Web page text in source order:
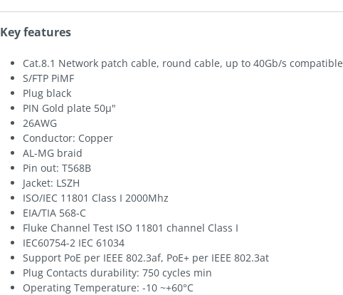
Key features
Cat.8.1 Network patch cable, round cable, up to 40Gb/s compatible
S/FTP PiMF
Plug black
PIN Gold plate 50µ"
26AWG
Conductor: Copper
AL-MG braid
Pin out: T568B
Jacket: LSZH
ISO/IEC 11801 Class I 2000Mhz
EIA/TIA 568-C
Fluke Channel Test ISO 11801 channel Class I
IEC60754-2 IEC 61034
Support PoE per IEEE 802.3af, PoE+ per IEEE 802.3at
Plug Contacts durability: 750 cycles min
Operating Temperature: -10 ~+60°C